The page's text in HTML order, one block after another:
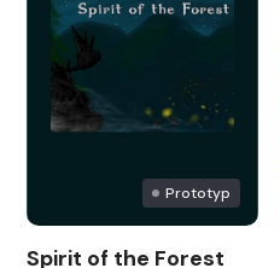
Prototyp
Spirit of the Forest